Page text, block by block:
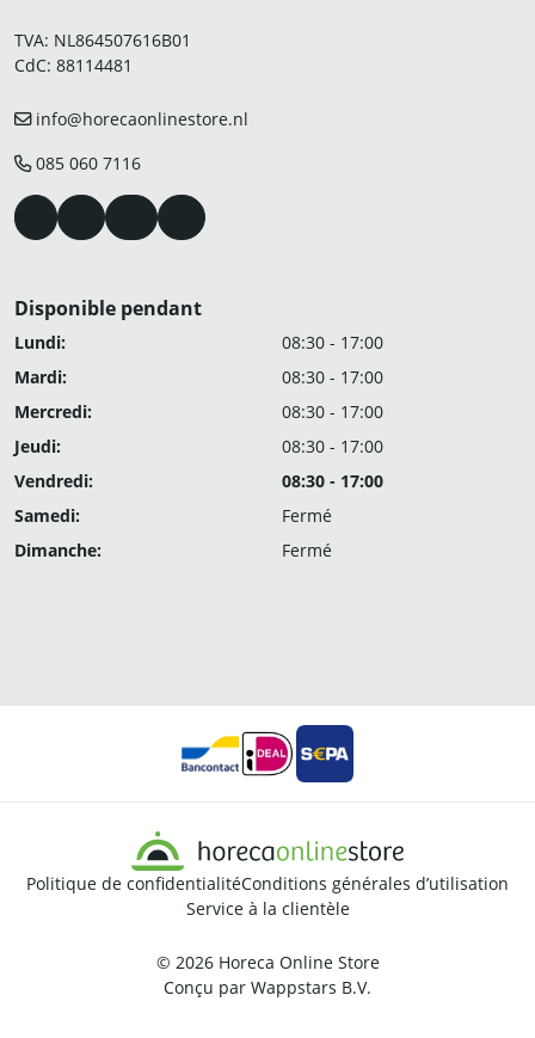
TVA: NL864507616B01
CdC: 88114481
info@horecaonlinestore.nl
085 060 7116
Disponible pendant
Lundi:
08:30 - 17:00
Mardi:
08:30 - 17:00
Mercredi:
08:30 - 17:00
Jeudi:
08:30 - 17:00
Vendredi:
08:30 - 17:00
Samedi:
Fermé
Dimanche:
Fermé
Politique de confidentialitéConditions générales d’utilisation
Service à la clientèle
© 2026 Horeca Online Store
Conçu par Wappstars B.V.